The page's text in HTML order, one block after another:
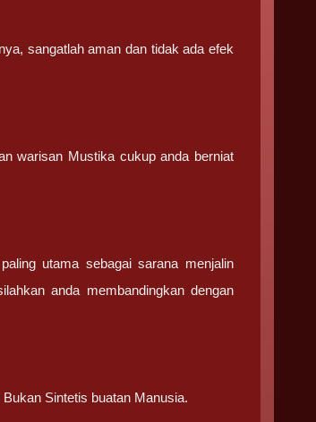
sangatlah aman dan tidak ada efek
warisan Mustika cukup anda berniat
utama sebagai sarana menjalin
anda membandingkan dengan
Sintetis buatan Manusia.